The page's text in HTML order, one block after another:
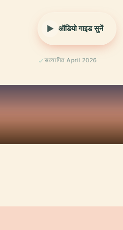
ऑडियो गाइड सुनें
सत्यापित April 2026